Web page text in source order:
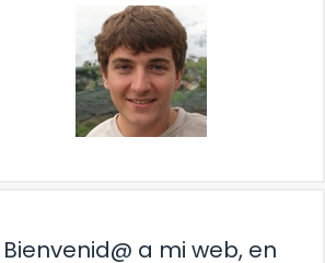
Bienvenid@ a mi web, en